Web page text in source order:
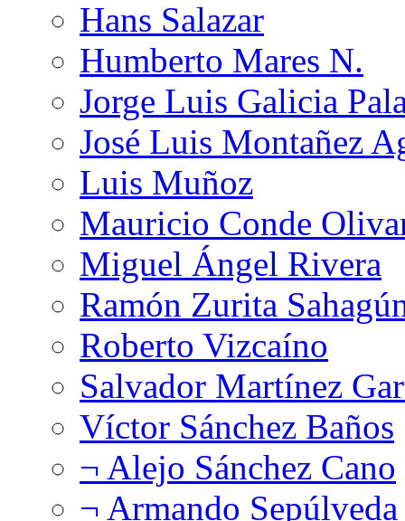
Hans Salazar
Humberto Mares N.
Jorge Luis Galicia
José Luis Montañez
Luis Muñoz
Mauricio Conde
Miguel Ángel Rivera
Ramón Zurita
Roberto Vizcaíno
Salvador Martínez
Víctor Sánchez Baños
¬ Alejo Sánchez Cano
¬ Armando